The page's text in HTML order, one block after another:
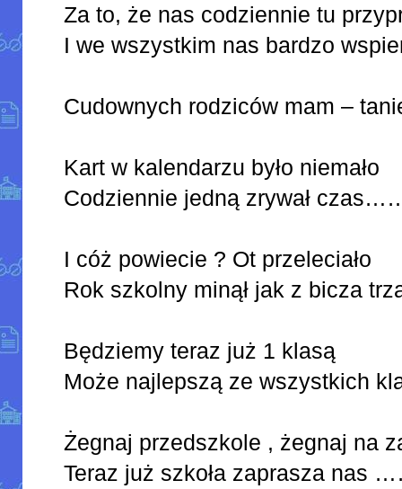
Za to, że nas codziennie tu
I we wszystkim nas bardzo
Cudownych rodziców mam –
Kart w kalendarzu było niemało
Codziennie jedną zrywał
I cóż powiecie ? Ot przeleciało
Rok szkolny minął jak z
Będziemy teraz już 1 klasą
Może najlepszą ze
Żegnaj przedszkole , żegnaj na
Teraz już szkoła zaprasza